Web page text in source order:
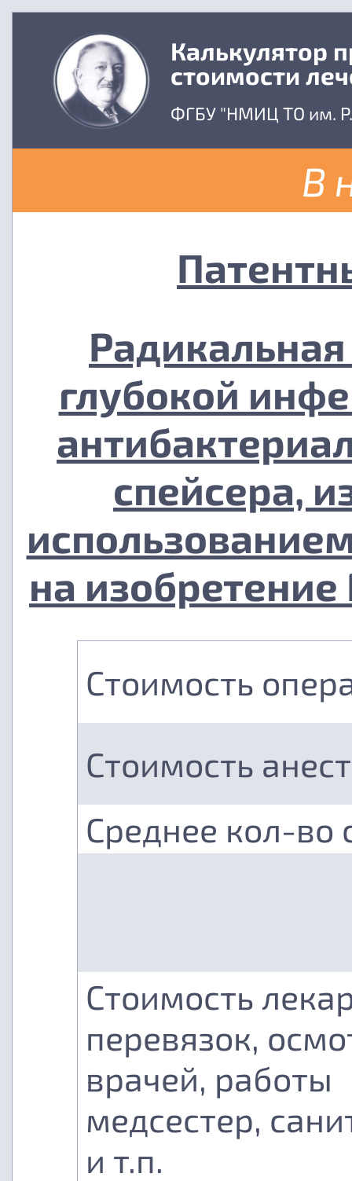
Калькулятор
стоимости
ФГБУ "НМИЦ ТО им.
В
глубокой
спейсера,
на
Стоимость
Стоимость
Среднее кол-во
Стоимость
перевязок,
врачей, работы
медсестер,
и т.п.